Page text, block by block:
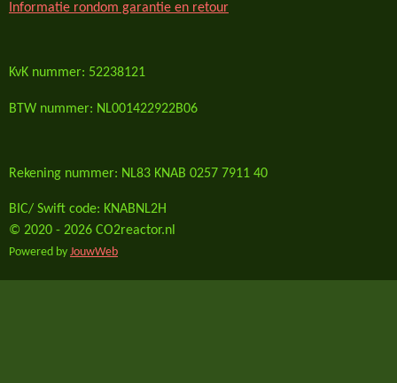
Informatie rondom garantie en retour
KvK nummer: 52238121
BTW nummer: NL001422922B06
Rekening nummer: NL83 KNAB 0257 7911 40
BIC/ Swift code: KNABNL2H
© 2020 - 2026 CO2reactor.nl
Powered by JouwWeb